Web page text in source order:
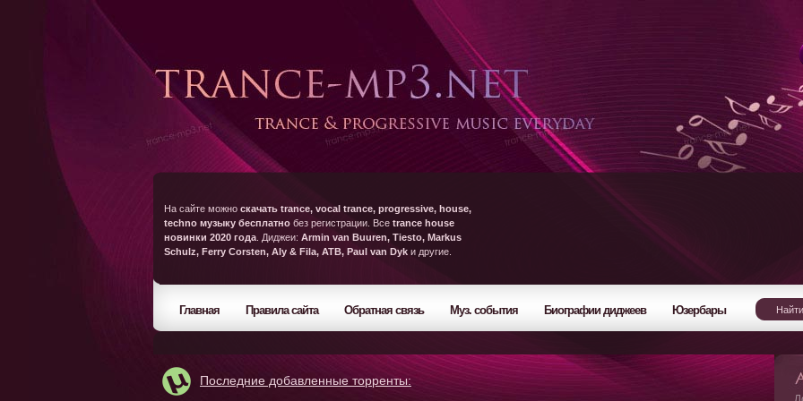
На сайте можно скачать trance, vocal trance, progressive, house,
techno музыку бесплатно без регистрации. Все trance house
новинки 2020 года . Диджеи: Armin van Buuren, Tiesto, Markus
Schulz, Ferry Corsten, Aly & Fila, ATB, Paul van Dyk и другие.
Главная Правила сайта Обратная связь Муз. события Биографии диджеев Юзербары
Последние добавленные торренты: